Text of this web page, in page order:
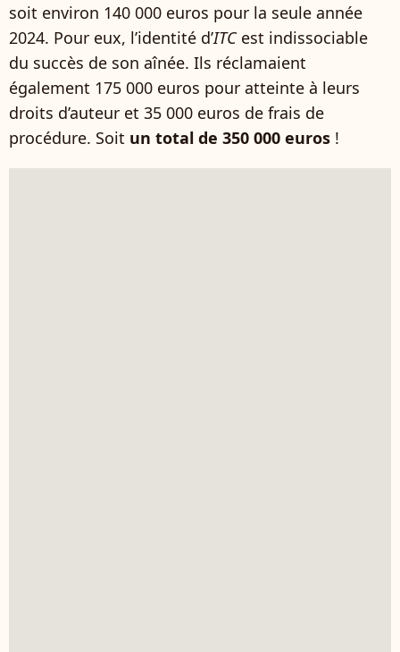
soit environ 140 000 euros pour la seule année
2024. Pour eux, l’identité d’ITCest indissociable
du succès de son aînée. Ils réclamaient
également 175 000 euros pour atteinte à leurs
droits d’auteur et 35 000 euros de frais de
procédure. Soit un total de 350 000 euros !